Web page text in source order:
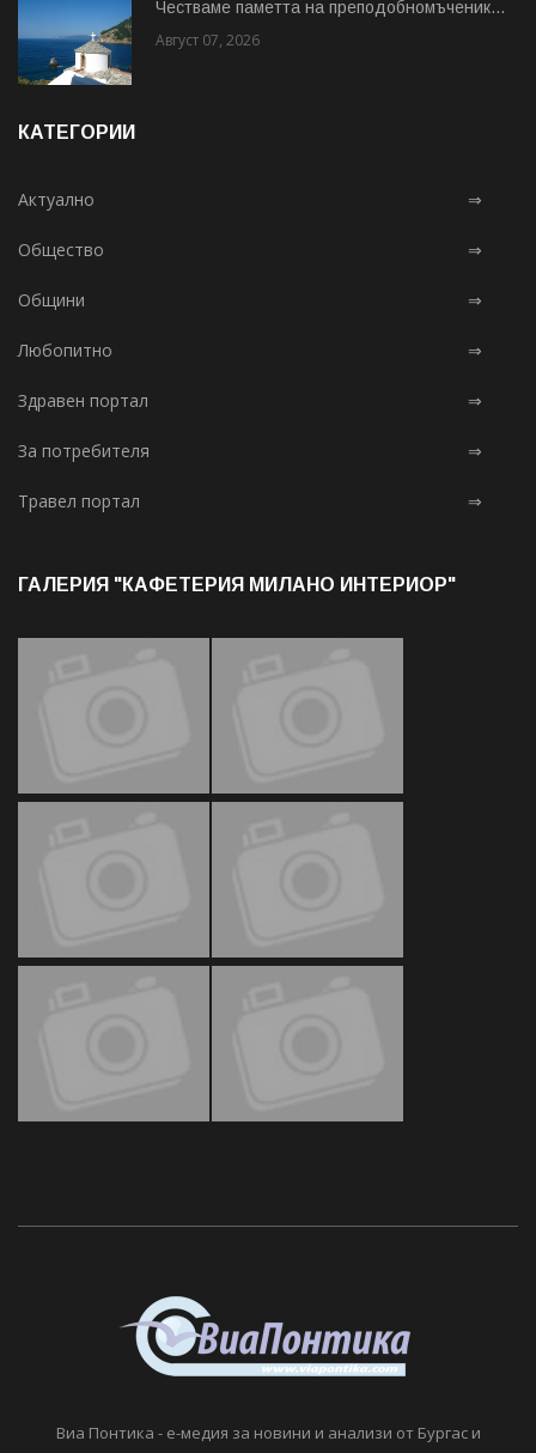
Честваме паметта на преподобномъченик...
Август 07, 2026
КАТЕГОРИИ
Актуално ⇒
Общество ⇒
Общини ⇒
Любопитно ⇒
Здравен портал ⇒
За потребителя ⇒
Травел портал ⇒
ГАЛЕРИЯ "КАФЕТЕРИЯ МИЛАНО ИНТЕРИОР"
Виа Понтика - е-медия за новини и анализи от Бургас и